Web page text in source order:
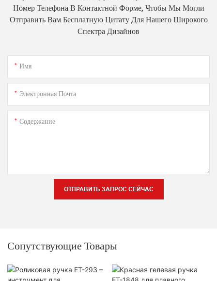
Номер Телефона В Контактной Форме, Чтобы Мы Могли
Отправить Вам Бесплатную Цитату Для Нашего Широкого
Спектра Дизайнов
Имя
Электронная Почта
Содержание
ОТПРАВИТЬ ЗАПРОС СЕЙЧАС
Сопутствующие Товары